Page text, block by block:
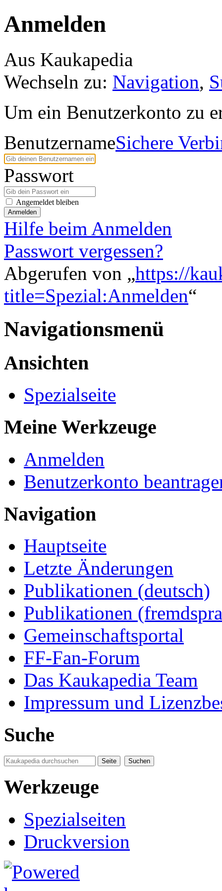
Anmelden
Aus Kaukapedia
Wechseln zu: Navigation,
Um ein Benutzerkonto zu
BenutzernameSichere
Passwort
Angemeldet bleiben
Anmelden
Hilfe beim Anmelden
Passwort vergessen?
Abgerufen von „https://
title=Spezial:Anmelden“
Navigationsmenü
Ansichten
Spezialseite
Meine Werkzeuge
Anmelden
Benutzerkonto
Navigation
Hauptseite
Letzte Änderungen
Publikationen (deutsch)
Publikationen
Gemeinschaftsportal
FF-Fan-Forum
Das Kaukapedia Team
Impressum und
Suche
Werkzeuge
Spezialseiten
Druckversion